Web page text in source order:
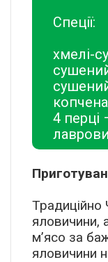
Спеції:
хмелі-
4 перці
яловичини,
м’ясо за
яловичини